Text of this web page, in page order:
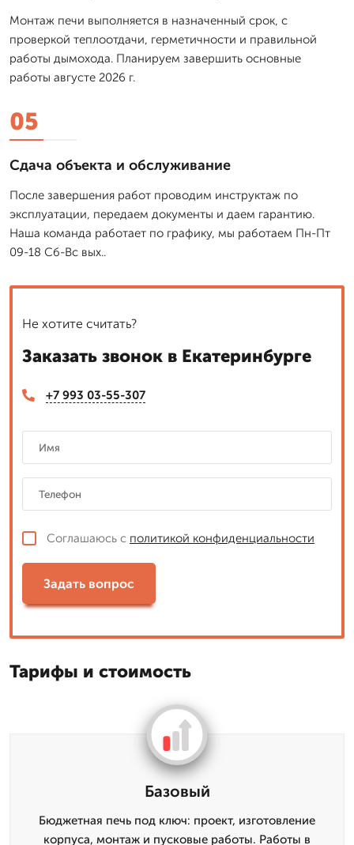
Монтаж печи выполняется в назначенный срок, с
проверкой теплоотдачи, герметичности и правильной
работы дымохода. Планируем завершить основные
работы августе 2026 г.
05
Сдача объекта и обслуживание
После завершения работ проводим инструктаж по
эксплуатации, передаем документы и даем гарантию.
Наша команда работает по графику, мы работаем Пн-Пт
09-18 Сб-Вс вых..
Не хотите считать?
Заказать звонок в Екатеринбурге
+7 993 03-55-307
Соглашаюсь с политикой конфиденциальности
Задать вопрос
Тарифы и стоимость
Базовый
Бюджетная печь под ключ: проект, изготовление
корпуса, монтаж и пусковые работы. Работы в